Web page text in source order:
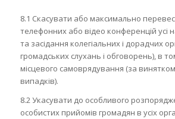
8.1 Скасувати або максимально
телефонних або відео конференцій усі
та засідання колегіальних і дорадчих
громадських слухань і обговорень), в
місцевого самоврядування (за
випадків).
8.2 Укасувати до особливого
особистих прийомів громадян в усіх